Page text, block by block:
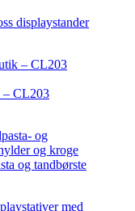
displaystander
– CL203
og tandbørste